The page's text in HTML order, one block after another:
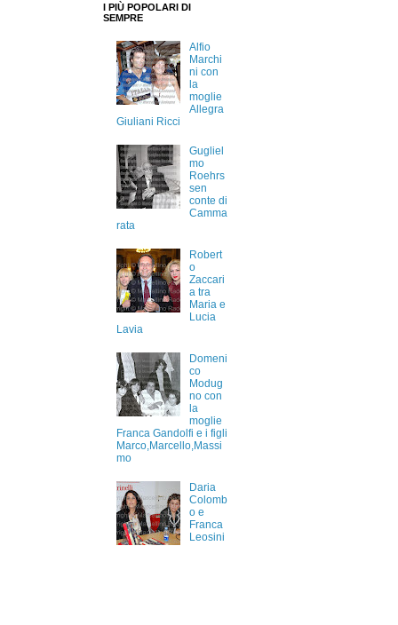
I PIÙ POPOLARI DI
SEMPRE
Alfio
Marchi
ni con
la
moglie
Allegra
Giuliani Ricci
Gugliel
mo
Roehrs
sen
conte di
Camma
rata
Robert
o
Zaccari
a tra
Maria e
Lucia
Lavia
Domeni
co
Modug
no con
la
moglie
Franca Gandolfi e i figli
Marco,Marcello,Massi
mo
Daria
Colomb
o e
Franca
Leosini